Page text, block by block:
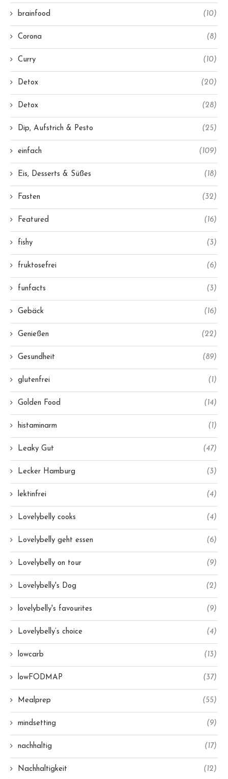
brainfood (10)
Corona (8)
Curry (10)
Detox (20)
Detox (28)
Dip, Aufstrich & Pesto (25)
einfach (109)
Eis, Desserts & Süßes (18)
Fasten (32)
Featured (16)
fishy (3)
fruktosefrei (6)
funfacts (3)
Gebäck (16)
Genießen (22)
Gesundheit (89)
glutenfrei (1)
Golden Food (14)
histaminarm (1)
Leaky Gut (47)
Lecker Hamburg (3)
lektinfrei (4)
Lovelybelly cooks (4)
Lovelybelly geht essen (6)
Lovelybelly on tour (9)
Lovelybelly's Dog (2)
lovelybelly's favourites (9)
Lovelybelly’s choice (4)
lowcarb (13)
lowFODMAP (37)
Mealprep (55)
mindsetting (9)
nachhaltig (17)
Nachhaltigkeit (12)